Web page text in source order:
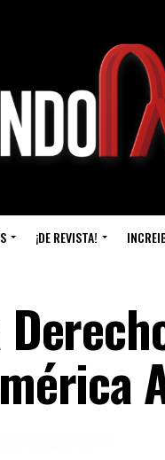
¡DE REVISTA!